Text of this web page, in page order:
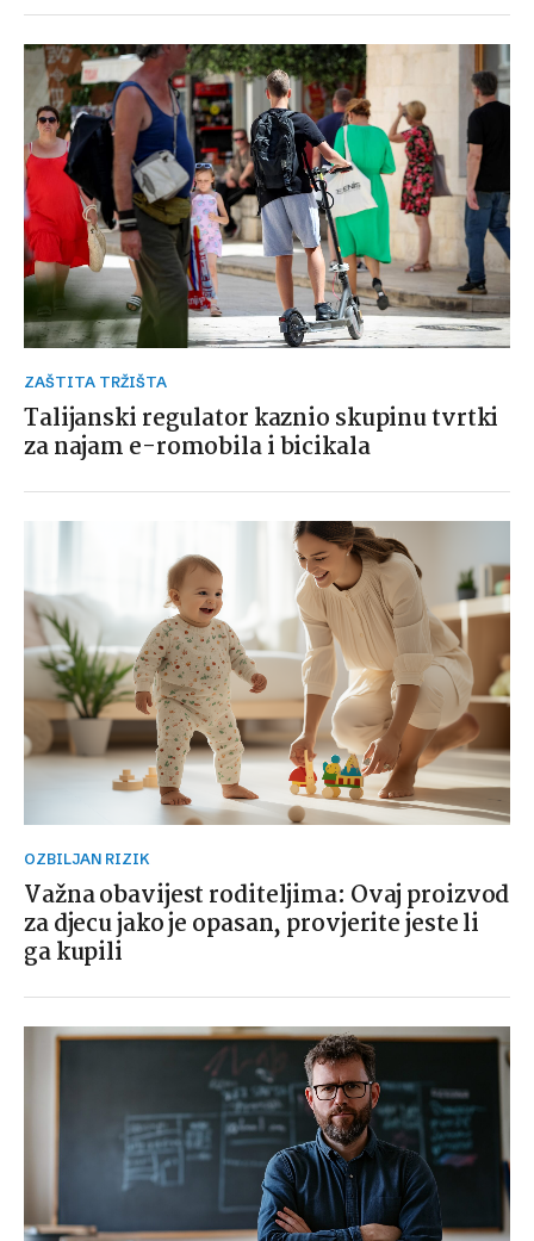
ZAŠTITA TRŽIŠTA
Talijanski regulator kaznio skupinu tvrtki
za najam e-romobila i bicikala
OZBILJAN RIZIK
Važna obavijest roditeljima: Ovaj proizvod
za djecu jako je opasan, provjerite jeste li
ga kupili